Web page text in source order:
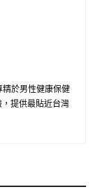
於男性健康保健
提供最貼近台灣